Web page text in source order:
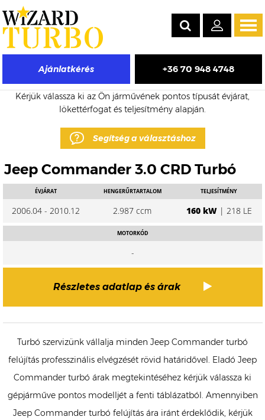
Ajánlatkérés +36 70 948 4748
Jeep Commander eladó turbó árak
Kérjük válassza ki az Ön járművének pontos típusát évjárat,
lökettérfogat és teljesítmény alapján.
Segítség a választáshoz
Jeep Commander 3.0 CRD Turbó
ÉVJÁRAT
2006.04 - 2010.12
HENGERŰRTARTALOM
2.987 ccm
TELJESÍTMÉNY
160 kW| 218 LE
MOTORKÓD
-
Részletes adatlap és árak
Turbó szervizünk vállalja minden Jeep Commander turbó
felújítás professzinális elvégzését rövid határidővel. Eladó Jeep
Commander turbó árak megtekintéséhez kérjük válassza ki
gépjárműve pontos modelljét a fenti táblázatból. Amennyiben
Jeep Commander turbó felújítás ára iránt érdeklődik, kérjük